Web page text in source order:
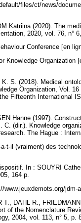
files/ct/news/
Katriina (2020). The
2020, vol. 76, n°
Conference [en
Knowledge
K. S. (2018). Medical
Organization, Vol.
Fifteenth International
Hanne (1997).
C. (dir.). Knowledge
The Hague :
t-il (vraiment) des
In : SOUYRI
164 p.
www.jeuxdemots.org/
DAHL R.,
of the Nomenclature
2004, vol. 113, n° 5, p.